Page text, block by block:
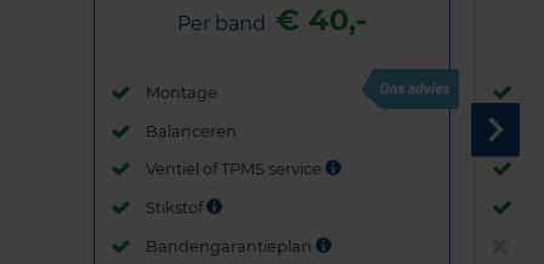
Per band € 40,-
Montage
Balanceren
Ventiel of TPMS service
Stikstof
Bandengarantieplan